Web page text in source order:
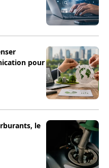
pour
le